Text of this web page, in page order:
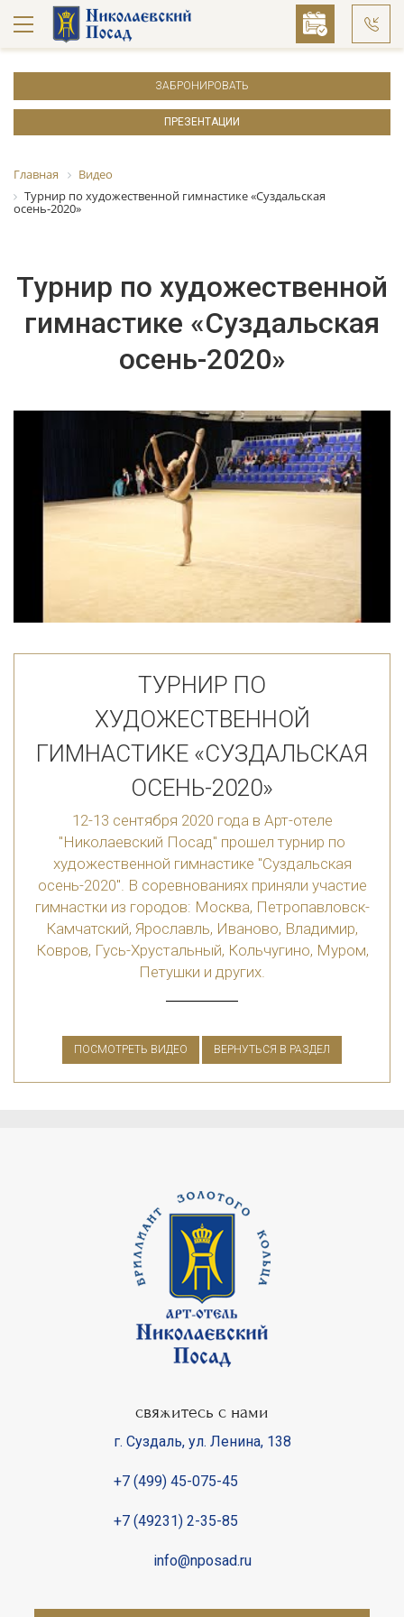
ЗАБРОНИРОВАТЬ
ПРЕЗЕНТАЦИИ
Главная
Видео
Турнир по художественной гимнастике «Суздальская
осень-2020»
Турнир по художественной
гимнастике «Суздальская
осень-2020»
ТУРНИР ПО
ХУДОЖЕСТВЕННОЙ
ГИМНАСТИКЕ «СУЗДАЛЬСКАЯ
ОСЕНЬ-2020»
12-13 сентября 2020 года в Арт-отеле
"Николаевский Посад" прошел турнир по
художественной гимнастике "Суздальская
осень-2020". В соревнованиях приняли участие
гимнастки из городов: Москва, Петропавловск-
Камчатский, Ярославль, Иваново, Владимир,
Ковров, Гусь-Хрустальный, Кольчугино, Муром,
Петушки и других.
ПОСМОТРЕТЬ ВИДЕО ВЕРНУТЬСЯ В РАЗДЕЛ
свяжитесь с нами
г. Суздаль, ул. Ленина, 138
+7 (499) 45-075-45
+7 (49231) 2-35-85
info@nposad.ru